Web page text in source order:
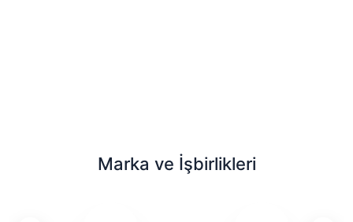
Marka ve İşbirlikleri